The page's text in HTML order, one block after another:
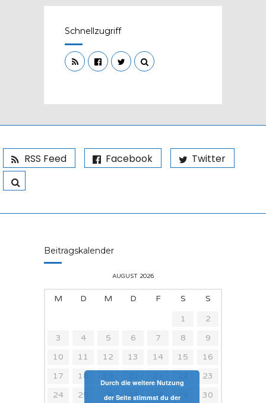
Schnellzugriff
RSS Feed Facebook Twitter
Beitragskalender
AUGUST 2026
M D M D F S
S
1
2
3
4 5 6 7 8
9
10
11 12 13 14 15
16
17
18
23
24
25 26 27 28 29 30
Durch die weitere Nutzung
der Seite stimmst du der